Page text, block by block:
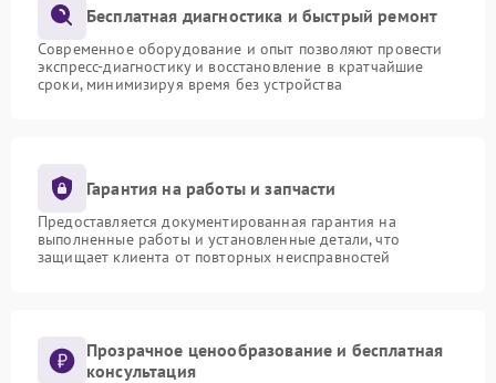
Бесплатная диагностика и быстрый ремонт
Современное оборудование и опыт позволяют провести
экспресс-диагностику и восстановление в кратчайшие
сроки, минимизируя время без устройства
Гарантия на работы и запчасти
Предоставляется документированная гарантия на
выполненные работы и установленные детали, что
защищает клиента от повторных неисправностей
Прозрачное ценообразование и бесплатная
консультация